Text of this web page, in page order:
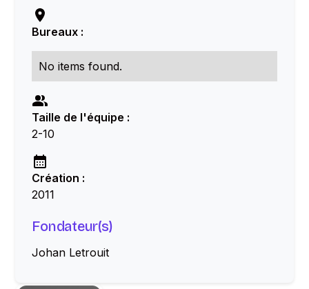
Bureaux :
No items found.
Taille de l'équipe :
2-10
Création :
2011
Fondateur(s)
Johan Letrouit